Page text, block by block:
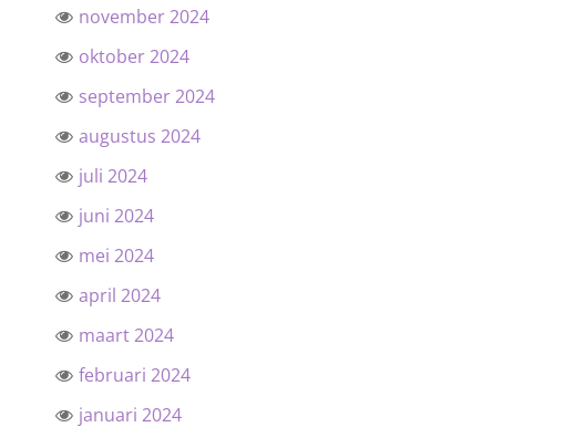
november 2024
oktober 2024
september 2024
augustus 2024
juli 2024
juni 2024
mei 2024
april 2024
maart 2024
februari 2024
januari 2024